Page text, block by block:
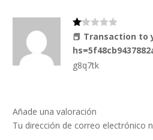
Va
lo
ra
co
📕 Transaction to
g8q7tk
Añade una valoración
Tu dirección de correo electrónico